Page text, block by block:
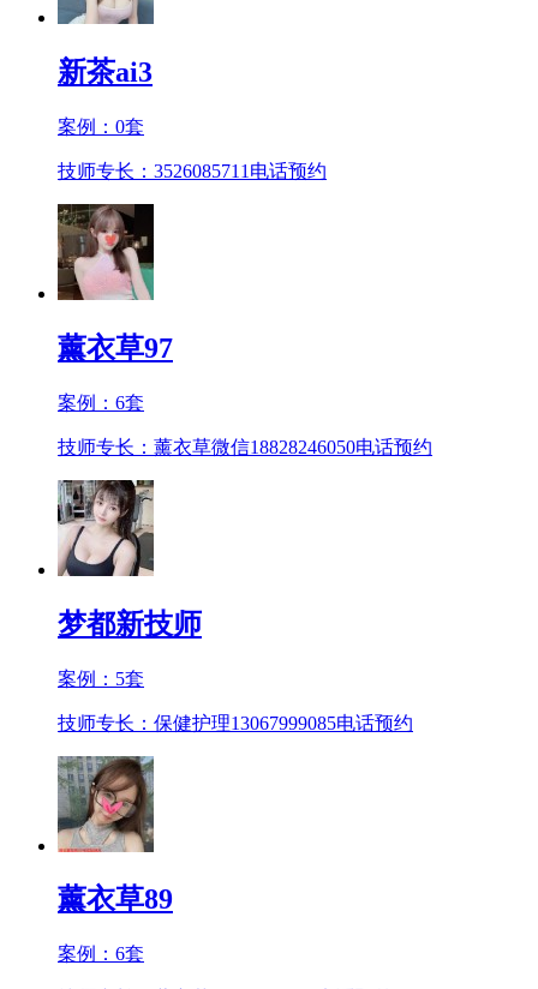
新茶ai3
案例： 0套
技师专长：3526085711 电话预约
薰衣草97
案例： 6套
技师专长：薰衣草微信18828246050电话预约
梦都新技师
案例： 5套
技师专长：保健护理13067999085电话预约
薰衣草89
案例： 6套